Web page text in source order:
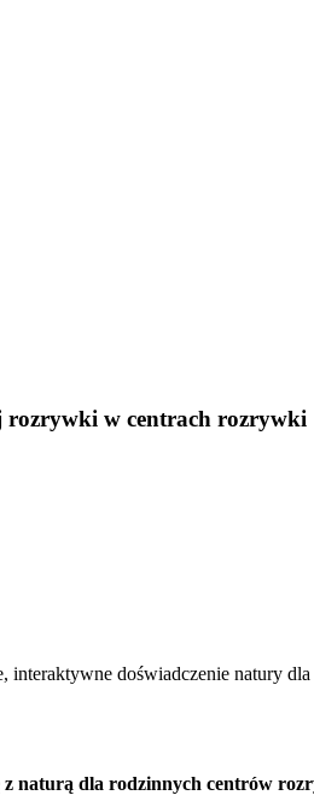
w centrach rozrywki
doświadczenie natury
naturą dla rodzinnych centrów